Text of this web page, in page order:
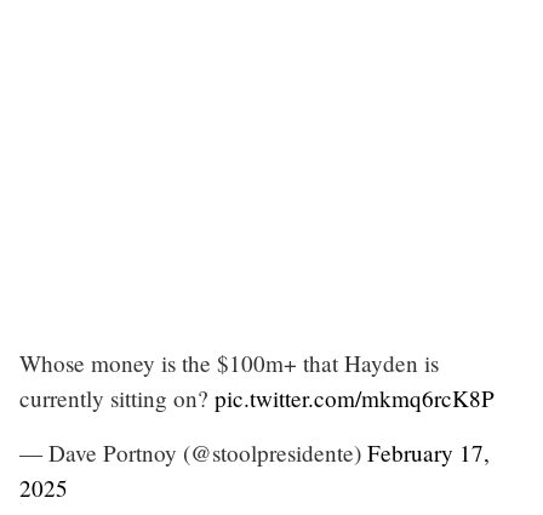
Whose money is the $100m+ that Hayden is
currently sitting on? pic.twitter.com/mkmq6rcK8P
— Dave Portnoy (@stoolpresidente) February 17,
2025